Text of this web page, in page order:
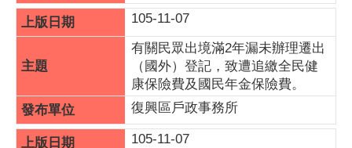
105-11-07
有關民眾出境滿2年漏未辦理遷出
（國外）登記，致遭追繳全民健
康保險費及國民年金保險費。
復興區戶政事務所
105-11-07